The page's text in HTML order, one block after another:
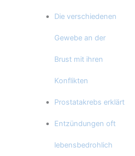
Die verschiedenen
Gewebe an der
Brust mit ihren
Konflikten
Prostatakrebs erklärt
Entzündungen oft
lebensbedrohlich